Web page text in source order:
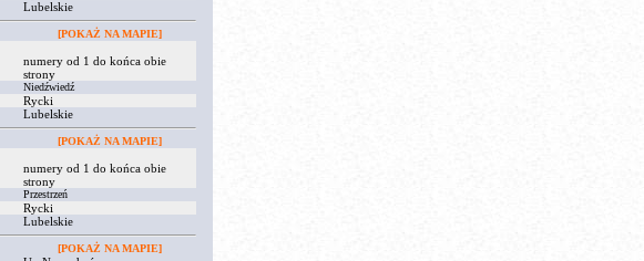
Lubelskie
[POKAŻ NA MAPIE]
numery od 1 do końca obie
strony
Niedźwiedź
Rycki
Lubelskie
[POKAŻ NA MAPIE]
numery od 1 do końca obie
strony
Przestrzeń
Rycki
Lubelskie
[POKAŻ NA MAPIE]